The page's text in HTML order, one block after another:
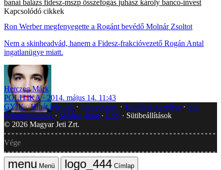
banai balázs fidesz-mszp összefogás juhász károly banco-invest
Kapcsolódó cikkek
Ron Werber megfenyegette a Rogánt bevédő Molnár Zsoltot
Nem a skinheadvád, hanem a Fidesz-frakcióvezető Rogán Antal
ingatlanügye miatt.
Herczeg Márk
POLITIKA
2014. május 14. 11:43
GYIK Hibát jelentek Impresszum Javítások kezelése
Jogi
dokumentumok
Médiaajánlat RSS
Sütibeállítások
© 2026 Magyar Jeti Zrt.
Vége
Menü
Címlap